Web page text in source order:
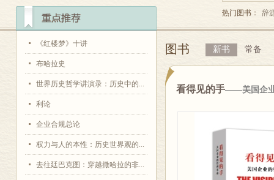
《红楼梦》十讲
布哈拉史
世界历史哲学讲演录：历史中的...
利论
企业合规总论
权力与人的本性：历史世界观的...
去往廷巴克图：穿越撒哈拉的非...
热门图书： 辞
图书 新书 常备
看得见的手——美国企